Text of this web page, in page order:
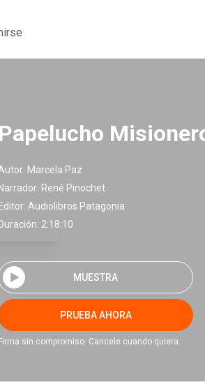
Papelucho
Marcela Paz
Narrador: René Pinochet
Editor: Audiolibros Patagonia
Duración: 2:18:10
MUESTRA
PRUEBA AHORA
Firma sin compromiso. Cancele cuando quiera.